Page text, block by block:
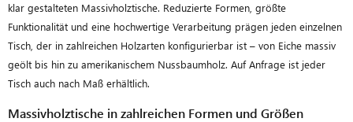
klar gestalteten Massivholztische. Reduzierte Formen, größte
Funktionalität und eine hochwertige Verarbeitung prägen jeden einzelnen
Tisch, der in zahlreichen Holzarten konfigurierbar ist – von Eiche massiv
geölt bis hin zu amerikanischem Nussbaumholz. Auf Anfrage ist jeder
Tisch auch nach Maß erhältlich.
Massivholztische in zahlreichen Formen und Größen